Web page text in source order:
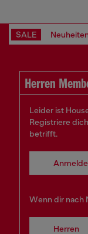
SALE
Herren
Leider ist
Registriere
betrifft.
Wenn dir nach
Herren